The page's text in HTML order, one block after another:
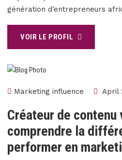
génération d’entrepreneurs
VOIR LE PROFIL
Marketing influence April
Créateur de contenu
comprendre la
performer en